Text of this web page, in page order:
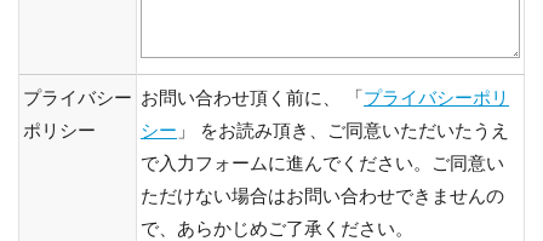
プライバシー
ポリシー
お問い合わせ頂く前に、 「プライバシーポリ
シー 」 をお読み頂き、ご同意いただいたうえ
で入力フォームに進んでください。ご同意い
ただけない場合はお問い合わせできませんの
で、あらかじめご了承ください。